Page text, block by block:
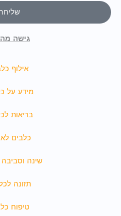
גישה
אילוף
מידע על
בריאות
כלבים
שינה
תזונה
טיפוח